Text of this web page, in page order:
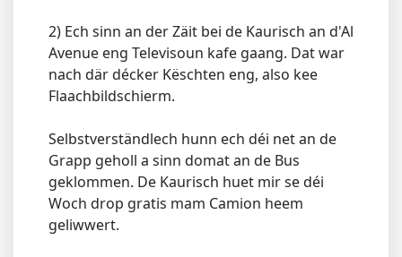
2) Ech sinn an der Zäit bei de Kaurisch an d'Al
Avenue eng Televisoun kafe gaang. Dat war
nach där décker Këschten eng, also kee
Flaachbildschierm.
Selbstverständlech hunn ech déi net an de
Grapp geholl a sinn domat an de Bus
geklommen. De Kaurisch huet mir se déi
Woch drop gratis mam Camion heem
geliwwert.